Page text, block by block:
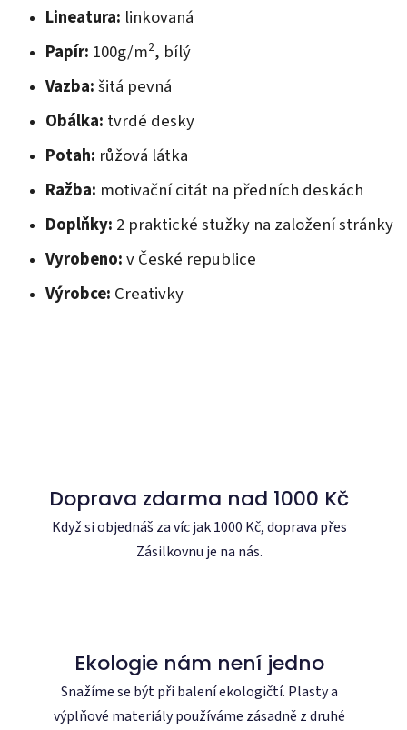
Lineatura: linkovaná
Papír: 100g/m2, bílý
Vazba:šitá pevná
Obálka: tvrdé desky
Potah: růžová látka
Ražba: motivační citát na předních deskách
Doplňky: 2 praktické stužky na založení stránky
Vyrobeno:v České republice
Výrobce: Creativky
Doprava zdarma nad 1000 Kč
Když si objednáš za víc jak 1000 Kč, doprava přes
Zásilkovnu je na nás.
Ekologie nám není jedno
Snažíme se být při balení ekologičtí. Plasty a
výplňové materiály používáme zásadně z druhé